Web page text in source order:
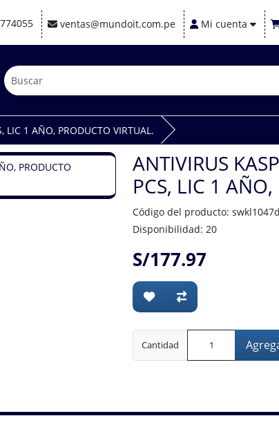
ventas@mundoit.com.pe Mi cuenta
LIC 1 AÑO, PRODUCTO VIRTUAL.
ANTIVIRUS
PCS, LIC 1
Código del producto:
Disponibilidad: 20
S/177.97
Cantidad